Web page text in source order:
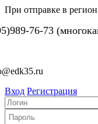
При отправке в
76-73
Вход Регистрация